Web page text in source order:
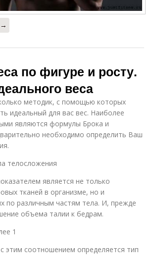
→
по фигуре и росту.
веса
методик, с помощью которых
идеальный для вас вес. Наиболее
являются формулы Брока и
необходимо определить Ваш
телосложения
является не только
тканей в организме, но и
по различным частям тела. И, прежде
объема талии к бедрам.
1
этим соотношением определяется тип